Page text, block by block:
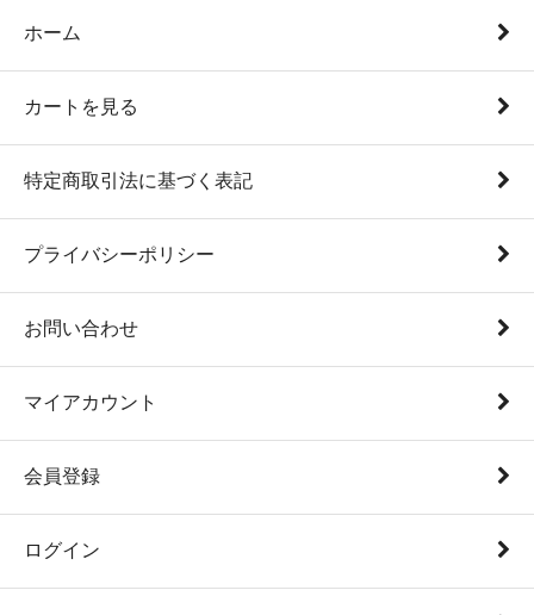
ホーム
カートを見る
特定商取引法に基づく表記
プライバシーポリシー
お問い合わせ
マイアカウント
会員登録
ログイン